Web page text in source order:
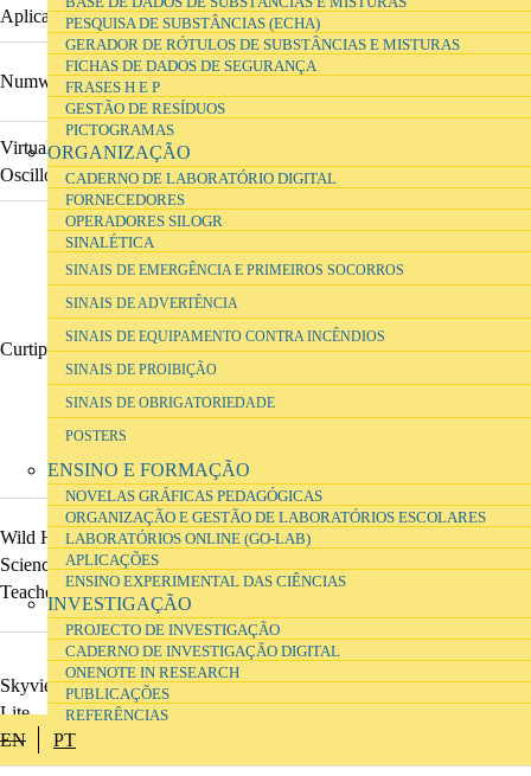
PESQUISA DE SUBSTÂNCIAS (ECHA)
GERADOR DE RÓTULOS DE SUBSTÂNCIAS E MISTURAS
FICHAS DE DADOS DE SEGURANÇA
FRASES H E P
GESTÃO DE RESÍDUOS
PICTOGRAMAS
ORGANIZAÇÃO
CADERNO DE LABORATÓRIO DIGITAL
FORNECEDORES
OPERADORES SILOGR
SINALÉTICA
SINAIS DE EMERGÊNCIA E PRIMEIROS SOCORROS
SINAIS DE ADVERTÊNCIA
SINAIS DE EQUIPAMENTO CONTRA INCÊNDIOS
SINAIS DE PROIBIÇÃO
SINAIS DE OBRIGATORIEDADE
POSTERS
ENSINO E FORMAÇÃO
NOVELAS GRÁFICAS PEDAGÓGICAS
ORGANIZAÇÃO E GESTÃO DE LABORATÓRIOS ESCOLARES
LABORATÓRIOS ONLINE (GO-LAB)
APLICAÇÕES
ENSINO EXPERIMENTAL DAS CIÊNCIAS
INVESTIGAÇÃO
PROJECTO DE INVESTIGAÇÃO
CADERNO DE INVESTIGAÇÃO DIGITAL
ONENOTE IN RESEARCH
PUBLICAÇÕES
REFERÊNCIAS
EN PT
Aplicação URL
Numworks https://www.numworks.com/simulator/
Virtual
Oscilloscope
https://demonstrations.wolfram.com/
Curtipot http://www.iq.usp.br/gutz/Curtipot.html
Wild Haired
Science
Teacher
https://whscience.org
Skyview
Lite
https://play.google.com/store/apps/details?
id=com.t11.skyviewfree&hl=en_US&gl=US